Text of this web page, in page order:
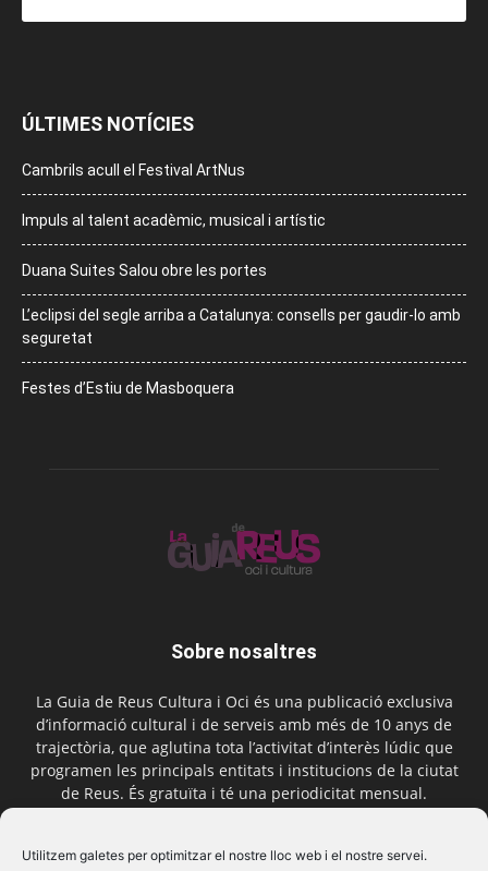
Utilitzem galetes per optimitzar el nostre lloc web i el nostre servei.
ÚLTIMES NOTÍCIES
Cambrils acull el Festival ArtNus
Impuls al talent acadèmic, musical i artístic
Duana Suites Salou obre les portes
L’eclipsi del segle arriba a Catalunya: consells per gaudir-lo amb
seguretat
Festes d’Estiu de Masboquera
Sobre nosaltres
La Guia de Reus Cultura i Oci és una publicació exclusiva
d’informació cultural i de serveis amb més de 10 anys de
trajectòria, que aglutina tota l’activitat d’interès lúdic que
programen les principals entitats i institucions de la ciutat
de Reus. És gratuïta i té una periodicitat mensual.